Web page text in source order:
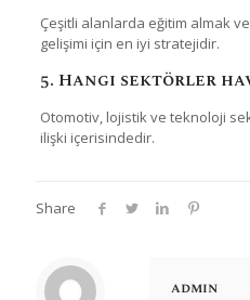
Çeşitli alanlarda eğitim almak
gelişimi için en iyi stratejidir.
5. Hangi sektörler
Otomotiv, lojistik ve teknoloji
ilişki içerisindedir.
Share
admin